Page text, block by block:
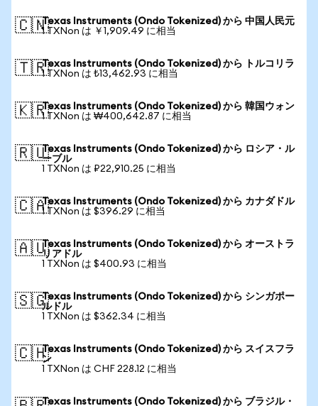
🇨🇳Texas Instruments (Ondo Tokenized) から 中国人民元
1 TXNon は ￥1,909.49 に相当
🇹🇷Texas Instruments (Ondo Tokenized) から トルコリラ
1 TXNon は ₺13,462.93 に相当
🇰🇷Texas Instruments (Ondo Tokenized) から 韓国ウォン
1 TXNon は ₩400,642.87 に相当
🇷🇺Texas Instruments (Ondo Tokenized) から ロシア・ル
ーブル
1 TXNon は ₽22,910.25 に相当
🇨🇦Texas Instruments (Ondo Tokenized) から カナダドル
1 TXNon は $396.29 に相当
🇦🇺Texas Instruments (Ondo Tokenized) から オーストラ
リアドル
1 TXNon は $400.93 に相当
🇸🇬Texas Instruments (Ondo Tokenized) から シンガポー
ルドル
1 TXNon は $362.34 に相当
🇨🇭Texas Instruments (Ondo Tokenized) から スイスフラ
ン
1 TXNon は CHF 228.12 に相当
Texas Instruments (Ondo Tokenized) から ブラジル・